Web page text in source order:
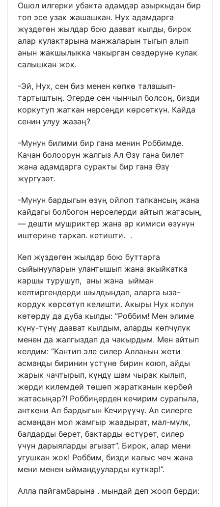
Ошол илгерки убакта адамдар азыркыдан бир
топ эсе узак жашашкан. Нух адамдарга
жүздөгөн жылдар бою даават кылды, бирок
алар кулактарына манжаларын тыгып алып
анын жакшылыкка чакырган сөздөрүнө кулак
салышкан жок.
-Эй, Нух, сен биз менен көпкө талашып-
тартыштың. Эгерде сен чынчыл болсоң, бизди
коркутуп жаткан нерсеңди көрсөткүн. Кайда
сенин улуу жазаң?
-Мунун билими бир гана менин Роббимде.
Качан болоорун жалгыз Ал Өзү гана билет
жана адамдарга суракты бир гана Өзү
жүргүзөт.
-Мунун бардыгын өзүң ойлоп тапкансың жана
кайдагы болбогон нерселерди айтып жатасың,
— дешти мушриктер жана ар кимиси өзүнүн
иштерине таркап. кетишти. .
Көп жүздөгөн жылдар бою буттарга
сыйынууларын улантышып жана акыйкатка
каршы турушуп, аны жана ыйман
келтиргендерди шылдыңдап, аларга ыза-
кордук көрсөтүп келишти. Акыры Нух колун
көтөрдү да дуба кылды: “Роббим! Мен элиме
күнү-түнү даават кылдым, аларды көпчүлүк
менен да жалгыздап да чакырдым. Мен айтып
келдим: “Кантип эле силер Алланын жети
асманды биринин үстүнө бирин коюп, айды
жарык чачтырып, күндү шам чырак кылып,
жерди килемдей төшөп жаратканын көрбөй
жатасыңар?! Роббиңерден кечирим сурагыла,
анткени Ал бардыгын Кечирүүчү. Ал силерге
асмандан мол жамгыр жаадырат, мал-мүлк,
балдарды берет, бактарды өстүрөт, силер
үчүн дарыяларды агызат”. Бирок, алар мени
угушкан жок! Роббим, бизди калыс чеч жана
мени менен ыймандууларды куткар!”.
Алла пайгамбарына . мындай деп жооп берди: